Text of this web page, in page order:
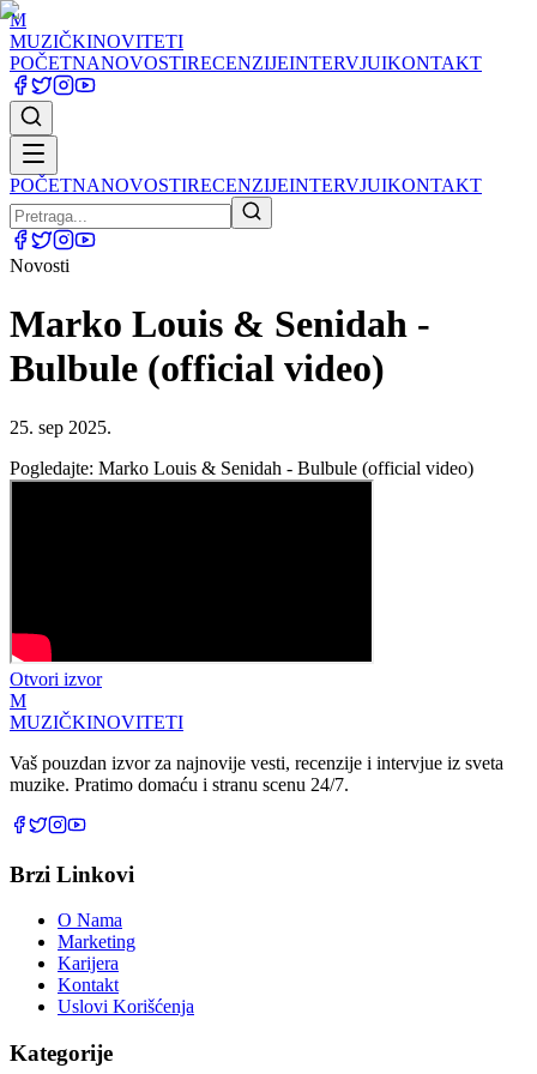
M
MUZIČKINOVITETI
POČETNANOVOSTIRECENZIJEINTERVJUIKONTAKT
POČETNANOVOSTIRECENZIJEINTERVJUIKONTAKT
Novosti
Marko Louis & Senidah -
Bulbule (official video)
25. sep 2025.
Pogledajte: Marko Louis & Senidah - Bulbule (official video)
Otvori izvor
M
MUZIČKINOVITETI
Vaš pouzdan izvor za najnovije vesti, recenzije i intervjue iz sveta
muzike. Pratimo domaću i stranu scenu 24/7.
Brzi Linkovi
O Nama
Marketing
Karijera
Kontakt
Uslovi Korišćenja
Kategorije